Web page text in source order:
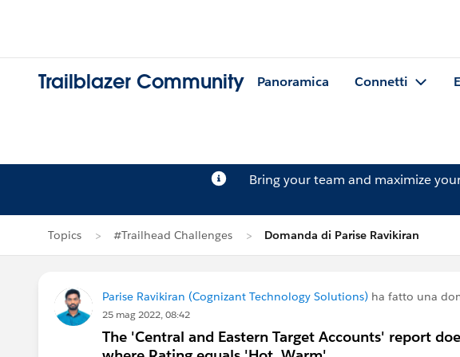
Trailblazer Community Panoramica Connetti
Bring your team and maximize
Topics #Trailhead Challenges Domanda di Parise Ravikiran
Parise Ravikiran (Cognizant Technology Solutions) ha fatto una
25 mag 2022, 08:42
The 'Central and Eastern Target Accounts' report